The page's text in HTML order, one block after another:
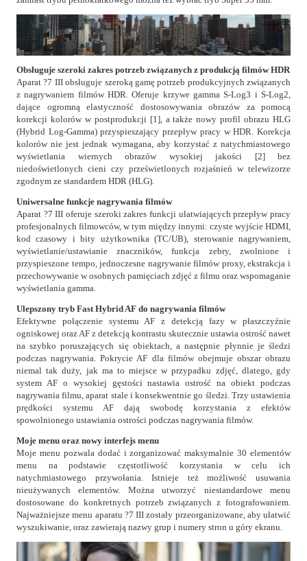
Obsługuje szeroki zakres potrzeb związanych z produkcją filmów HDR
Aparat ?7 III obsługuje szeroką gamę potrzeb produkcyjnych związanych
z nagrywaniem filmów HDR. Oferuje krzywe gamma S-Log3 i S-Log2,
dające ogromną elastyczność dostosowywania obrazów za pomocą
korekcji kolorów w postprodukcji [1], a także nowy profil obrazu HLG
(Hybrid Log-Gamma) przyspieszający przepływ pracy w HDR. Korekcja
kolorów nie jest jednak wymagana, aby korzystać z natychmiastowego
wyświetlania wiernych obrazów wysokiej jakości [2] bez
niedoświetlonych cieni czy prześwietlonych rozjaśnień w telewizorze
zgodnym ze standardem HDR (HLG).
Uniwersalne funkcje nagrywania filmów
Aparat ?7 III oferuje szeroki zakres funkcji ułatwiających przepływ pracy
profesjonalnych filmowców, w tym między innymi: czyste wyjście HDMI,
kod czasowy i bity użytkownika (TC/UB), sterowanie nagrywaniem,
wyświetlanie/ustawianie znaczników, funkcja zebry, zwolnione i
przyspieszone tempo, jednoczesne nagrywanie filmów proxy, ekstrakcja i
przechowywanie w osobnych pamięciach zdjęć z filmu oraz wspomaganie
wyświetlania gamma.
Ulepszony tryb Fast Hybrid AF do nagrywania filmów
Efektywne połączenie systemu AF z detekcją fazy w płaszczyźnie
ogniskowej oraz AF z detekcją kontrastu skutecznie ustawia ostrość nawet
na szybko poruszających się obiektach, a następnie płynnie je śledzi
podczas nagrywania. Pokrycie AF dla filmów obejmuje obszar obrazu
niemal tak duży, jak ma to miejsce w przypadku zdjęć, dlatego, gdy
system AF o wysokiej gęstości nastawia ostrość na obiekt podczas
nagrywania filmu, aparat stale i konsekwentnie go śledzi. Trzy ustawienia
prędkości systemu AF dają swobodę korzystania z efektów
spowolnionego ustawiania ostrości podczas nagrywania filmów.
Moje menu oraz nowy interfejs menu
Moje menu pozwala dodać i zorganizować maksymalnie 30 elementów
menu na podstawie częstotliwość korzystania w celu ich
natychmiastowego przywołania. Istnieje też możliwość usuwania
nieużywanych elementów. Można utworzyć niestandardowe menu
dostosowane do konkretnych potrzeb związanych z fotografowaniem.
Najważniejsze menu aparatu ?7 III zostały przeorganizowane, aby ułatwić
wyszukiwanie, oraz zawierają nazwy grup i numery stron u góry ekranu.